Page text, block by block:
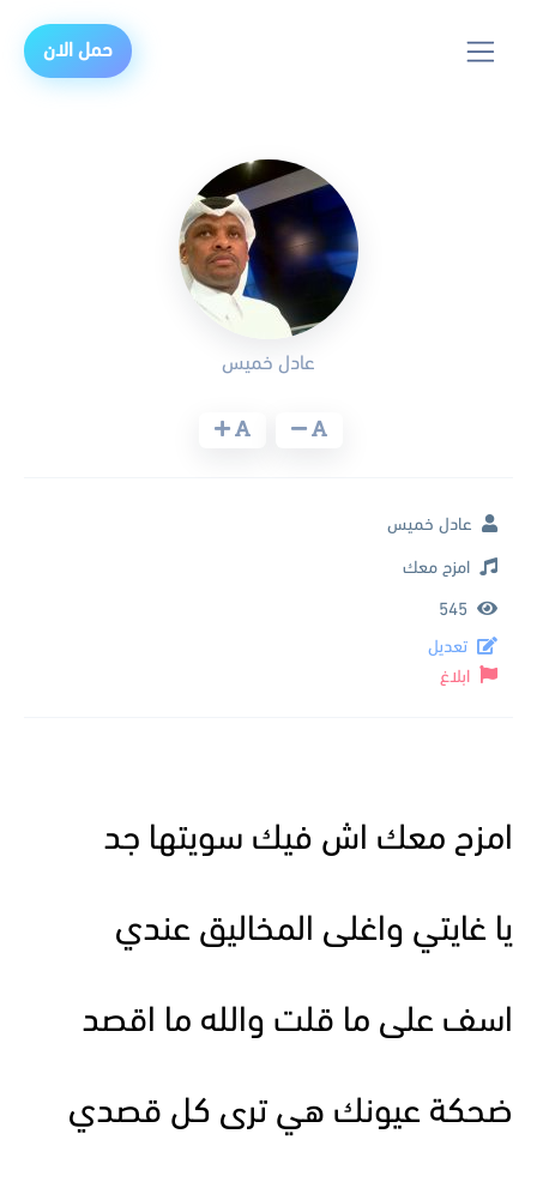
حمل الان
امزح معك اش فيك سويتها جد
يا غايتي واغلى المخاليق عندي
اسف على ما قلت والله ما اقصد
ضحكة عيونك هي ترى كل قصدي
عادل خميس
عادل خميس
امزح معك
545
تعديل
ابلاغ